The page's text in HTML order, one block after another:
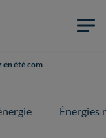
en été comme en hiver
Énergies